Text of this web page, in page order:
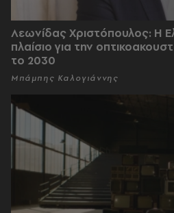
Λεωνίδας Χριστόπουλος: Η
πλαίσιο για την
το 2030
Μπάμπης Καλογιάννης